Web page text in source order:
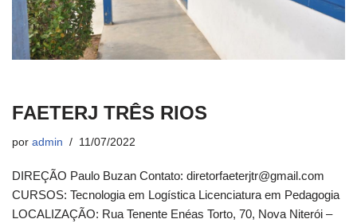
FAETERJ TRÊS RIOS
por admin 11/07/2022
DIREÇÃO Paulo Buzan Contato: diretorfaeterjtr@gmail.com
CURSOS: Tecnologia em Logística Licenciatura em Pedagogia
LOCALIZAÇÃO: Rua Tenente Enéas Torto, 70, Nova Niterói –